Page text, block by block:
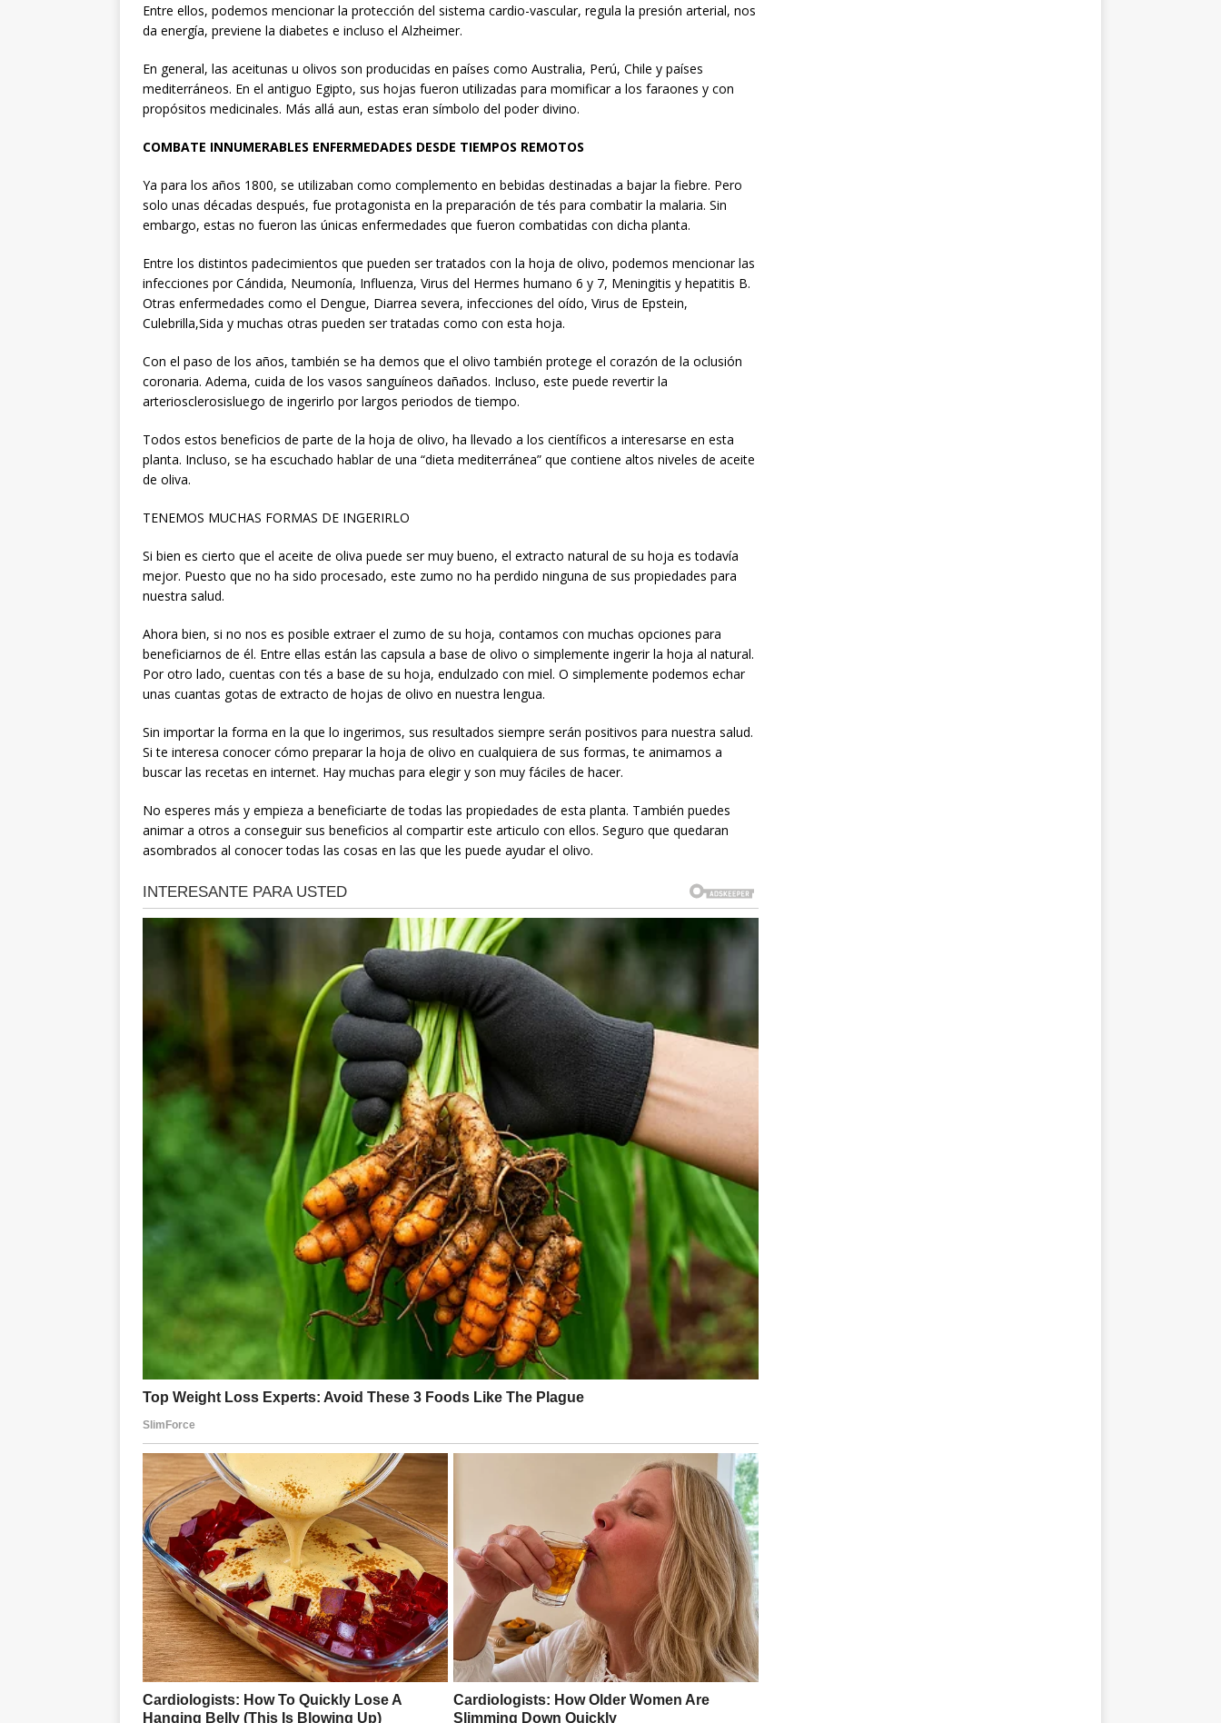
Entre ellos, podemos mencionar la protección del sistema cardio-vascular, regula la presión arterial, nos
da energía, previene la diabetes e incluso el Alzheimer.
En general, las aceitunas u olivos son producidas en países como Australia, Perú, Chile y países
mediterráneos. En el antiguo Egipto, sus hojas fueron utilizadas para momificar a los faraones y con
propósitos medicinales. Más allá aun, estas eran símbolo del poder divino.
COMBATE INNUMERABLES ENFERMEDADES DESDE TIEMPOS REMOTOS
Ya para los años 1800, se utilizaban como complemento en bebidas destinadas a bajar la fiebre. Pero
solo unas décadas después, fue protagonista en la preparación de tés para combatir la malaria. Sin
embargo, estas no fueron las únicas enfermedades que fueron combatidas con dicha planta.
Entre los distintos padecimientos que pueden ser tratados con la hoja de olivo, podemos mencionar las
infecciones por Cándida, Neumonía, Influenza, Virus del Hermes humano 6 y 7, Meningitis y hepatitis B.
Otras enfermedades como el Dengue, Diarrea severa, infecciones del oído, Virus de Epstein,
Culebrilla,Sida y muchas otras pueden ser tratadas como con esta hoja.
Con el paso de los años, también se ha demos que el olivo también protege el corazón de la oclusión
coronaria. Adema, cuida de los vasos sanguíneos dañados. Incluso, este puede revertir la
arteriosclerosisluego de ingerirlo por largos periodos de tiempo.
Todos estos beneficios de parte de la hoja de olivo, ha llevado a los científicos a interesarse en esta
planta. Incluso, se ha escuchado hablar de una “dieta mediterránea” que contiene altos niveles de aceite
de oliva.
TENEMOS MUCHAS FORMAS DE INGERIRLO
Si bien es cierto que el aceite de oliva puede ser muy bueno, el extracto natural de su hoja es todavía
mejor. Puesto que no ha sido procesado, este zumo no ha perdido ninguna de sus propiedades para
nuestra salud.
Ahora bien, si no nos es posible extraer el zumo de su hoja, contamos con muchas opciones para
beneficiarnos de él. Entre ellas están las capsula a base de olivo o simplemente ingerir la hoja al natural.
Por otro lado, cuentas con tés a base de su hoja, endulzado con miel. O simplemente podemos echar
unas cuantas gotas de extracto de hojas de olivo en nuestra lengua.
Sin importar la forma en la que lo ingerimos, sus resultados siempre serán positivos para nuestra salud.
Si te interesa conocer cómo preparar la hoja de olivo en cualquiera de sus formas, te animamos a
buscar las recetas en internet. Hay muchas para elegir y son muy fáciles de hacer.
No esperes más y empieza a beneficiarte de todas las propiedades de esta planta. También puedes
animar a otros a conseguir sus beneficios al compartir este articulo con ellos. Seguro que quedaran
asombrados al conocer todas las cosas en las que les puede ayudar el olivo.